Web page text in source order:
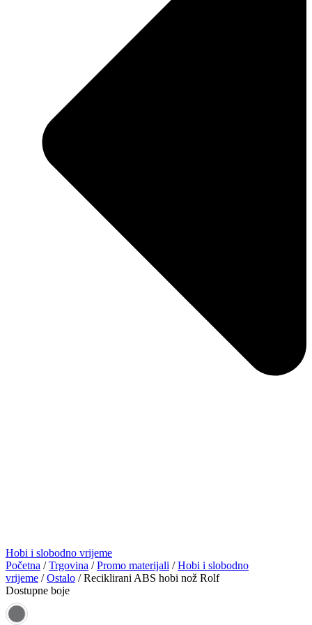
Hobi i slobodno vrijeme
Početna /Trgovina /Promo materijali /Hobi i slobodno
vrijeme /Ostalo / Reciklirani ABS hobi nož Rolf
Dostupne boje